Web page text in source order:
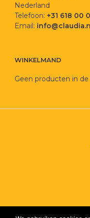
Nederland
Telefoon: +31 618 00
Email:
WINKELMAND
Geen producten in